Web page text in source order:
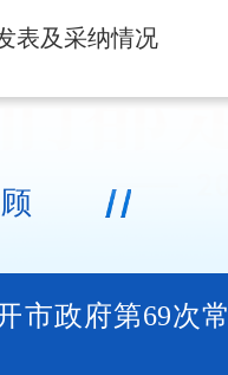
表及采纳情况
市政府第69次常